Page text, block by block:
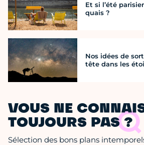
Et si l’été
quais ?
Nos idées de
tête dans les
VOUS NE
TOUJOURS PAS ?
Sélection des bons plans